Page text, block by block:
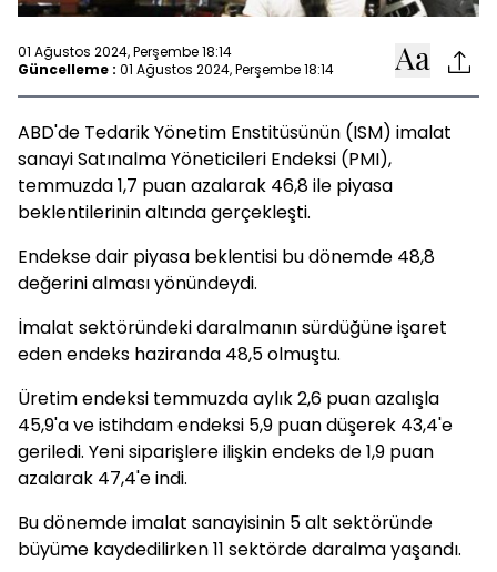
01 Ağustos 2024, Perşembe 18:14
Güncelleme : 01 Ağustos 2024, Perşembe 18:14
ABD'de Tedarik Yönetim Enstitüsünün (ISM) imalat
sanayi Satınalma Yöneticileri Endeksi (PMI),
temmuzda 1,7 puan azalarak 46,8 ile piyasa
beklentilerinin altında gerçekleşti.
Endekse dair piyasa beklentisi bu dönemde 48,8
değerini alması yönündeydi.
İmalat sektöründeki daralmanın sürdüğüne işaret
eden endeks haziranda 48,5 olmuştu.
Üretim endeksi temmuzda aylık 2,6 puan azalışla
45,9'a ve istihdam endeksi 5,9 puan düşerek 43,4'e
geriledi. Yeni siparişlere ilişkin endeks de 1,9 puan
azalarak 47,4'e indi.
Bu dönemde imalat sanayisinin 5 alt sektöründe
büyüme kaydedilirken 11 sektörde daralma yaşandı.